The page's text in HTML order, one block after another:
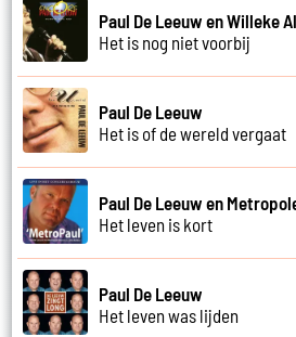
Paul De Leeuw en Willeke
Het is nog niet voorbij
Paul De Leeuw
Het is of de wereld vergaat
Paul De Leeuw en
Het leven is kort
Paul De Leeuw
Het leven was lijden